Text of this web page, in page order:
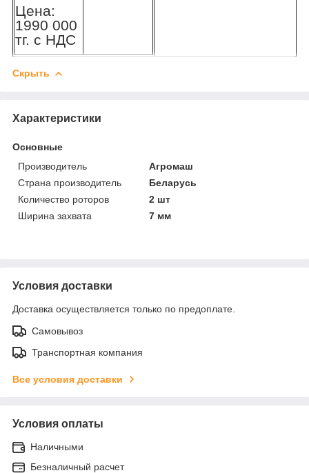
Цена:
1990 000
тг. с НДС
Скрыть
Характеристики
Основные
Производитель
Агромаш
Страна производитель
Беларусь
Количество роторов
2 шт
Ширина захвата
7 мм
Условия доставки
Доставка осуществляется только по предоплате.
Самовывоз
Транспортная компания
Все условия доставки
Условия оплаты
Наличными
Безналичный расчет